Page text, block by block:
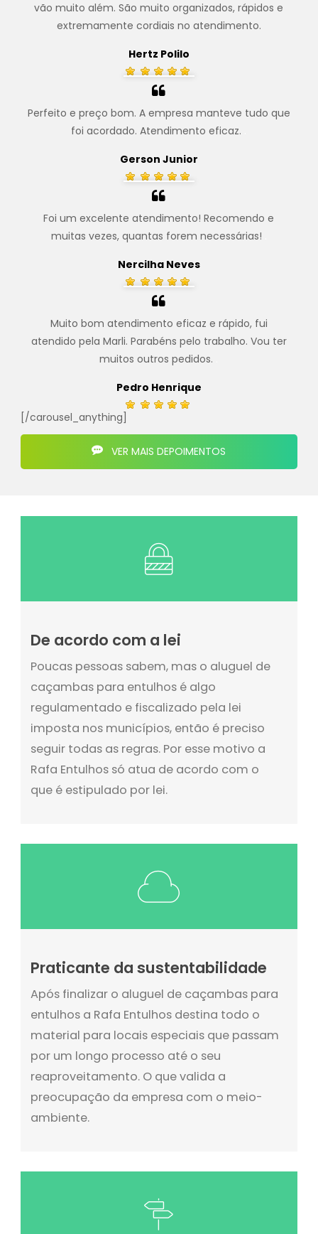
vão muito além. São muito organizados, rápidos e
extremamente cordiais no atendimento.
Hertz Polilo
Perfeito e preço bom. A empresa manteve tudo que
foi acordado. Atendimento eficaz.
Gerson Junior
Foi um excelente atendimento! Recomendo e
muitas vezes, quantas forem necessárias!
Nercilha Neves
Muito bom atendimento eficaz e rápido, fui
atendido pela Marli. Parabéns pelo trabalho. Vou ter
muitos outros pedidos.
Pedro Henrique
[/carousel_anything]
VER MAIS DEPOIMENTOS
De acordo com a lei
Poucas pessoas sabem, mas o aluguel de
caçambas para entulhos é algo
regulamentado e fiscalizado pela lei
imposta nos municípios, então é preciso
seguir todas as regras. Por esse motivo a
Rafa Entulhos só atua de acordo com o
que é estipulado por lei.
Praticante da sustentabilidade
Após finalizar o aluguel de caçambas para
entulhos a Rafa Entulhos destina todo o
material para locais especiais que passam
por um longo processo até o seu
reaproveitamento. O que valida a
preocupação da empresa com o meio-
ambiente.